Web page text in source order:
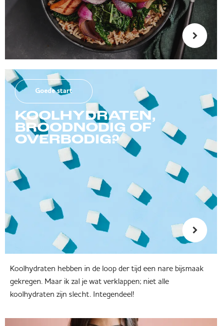
Goede start
KOOLHYDRATEN,
BROODNODIG OF
OVERBODIG?
Koolhydraten hebben in de loop der tijd een nare bijsmaak
gekregen. Maar ik zal je wat verklappen; niet alle
koolhydraten zijn slecht. Integendeel!